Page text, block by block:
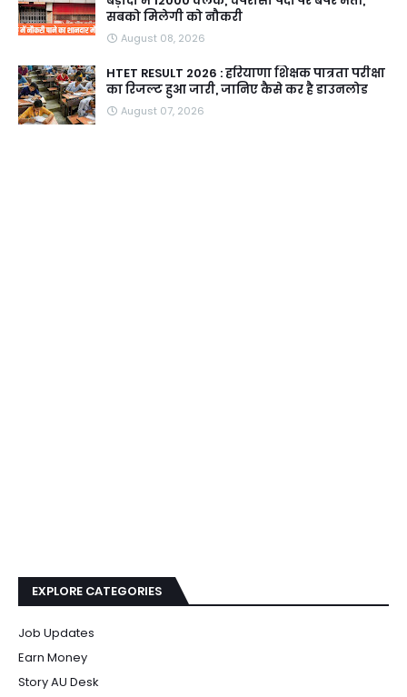
सबको मिलेगी को नौकरी
August 08, 2026
HTET RESULT 2026 : हरियाणा शिक्षक पात्रता परीक्षा
का रिजल्ट हुआ जारी, जानिए कैसे कर है डाउनलोड
August 07, 2026
EXPLORE CATEGORIES
Job Updates
Earn Money
Story AU Desk